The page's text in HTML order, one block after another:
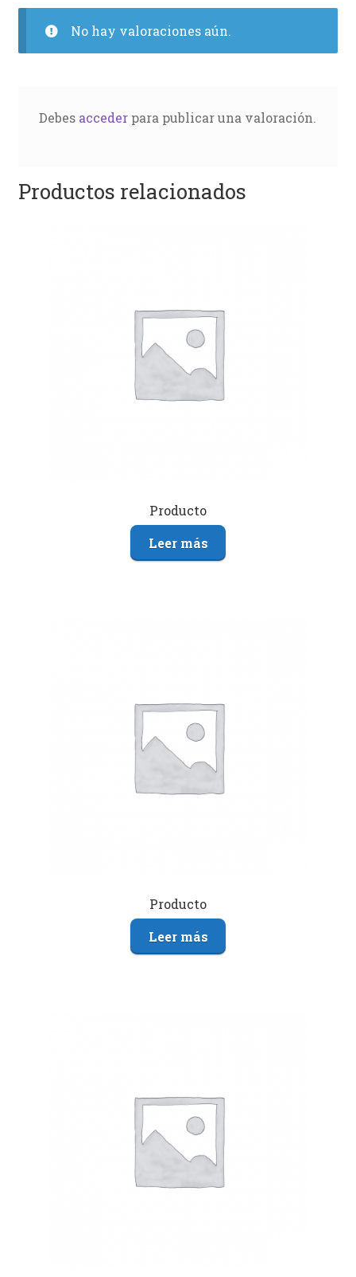
No hay valoraciones aún.
Debes accederpara publicar una valoración.
Productos relacionados
Producto
Leer más
Producto
Leer más